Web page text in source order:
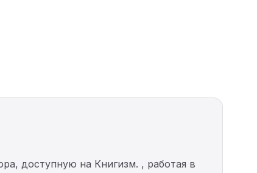
доступную на Книгизм. , работая в